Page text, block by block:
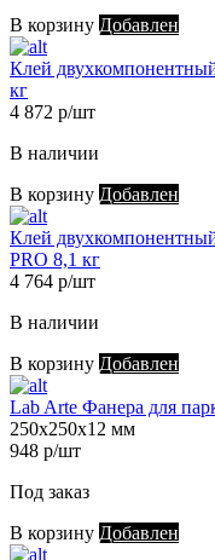
В корзину Добавлен
Клей
кг
4 872 р/шт
В наличии
В корзину Добавлен
Клей
PRO 8,1 кг
4 764 р/шт
В наличии
В корзину Добавлен
Lab Arte Фанера для
250х250х12 мм
948 р/шт
Под заказ
В корзину Добавлен